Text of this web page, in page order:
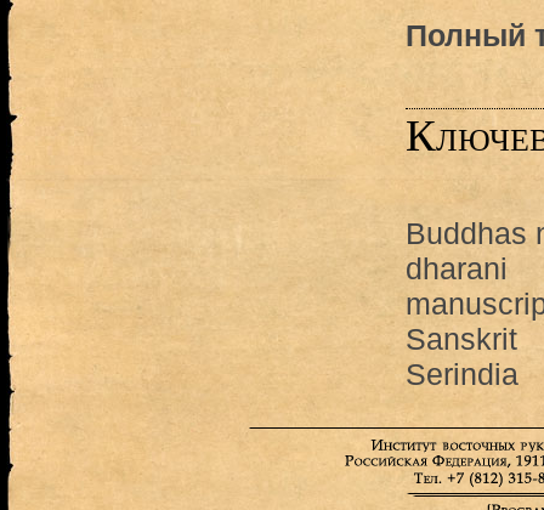
Полный
Buddhas
dharani
Sanskrit
Serindia